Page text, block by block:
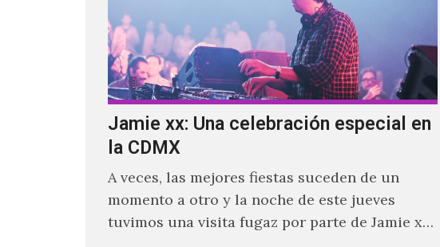
Jamie xx: Una celebración especial en
la CDMX
A veces, las mejores fiestas suceden de un
momento a otro y la noche de este jueves
tuvimos una visita fugaz por parte de Jamie xx,